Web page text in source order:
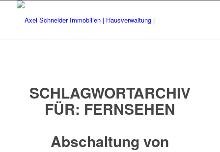
SCHLAGWORTARCHIV
FÜR: FERNSEHEN
Abschaltung von